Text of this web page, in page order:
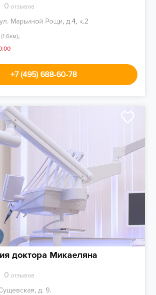
0 отзывов
Марьиной Рощи, д.4, к.2
,
+7 (495) 688-60-78
доктора Микаеляна
0 отзывов
д. 9.